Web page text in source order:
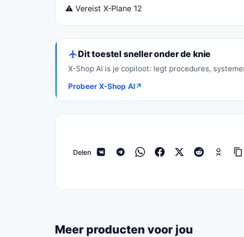
⚠️ Vereist X-Plane 12
Dit toestel sneller onder de knie
X-Shop AI is je copiloot: legt procedures,
Probeer X-Shop AI↗
Delen
Meer producten voor jou